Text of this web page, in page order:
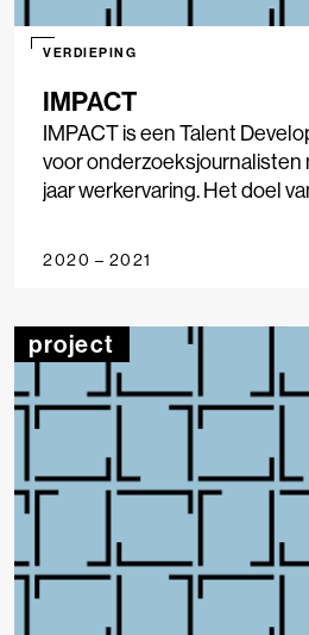
IMPACT
VERDIEPING
IMPACT is een Talent
voor onderzoeksjournalisten
jaar werkervaring. Het doel
kennis te laten maken met
storytelling-platformen.
2020 – 2021
project